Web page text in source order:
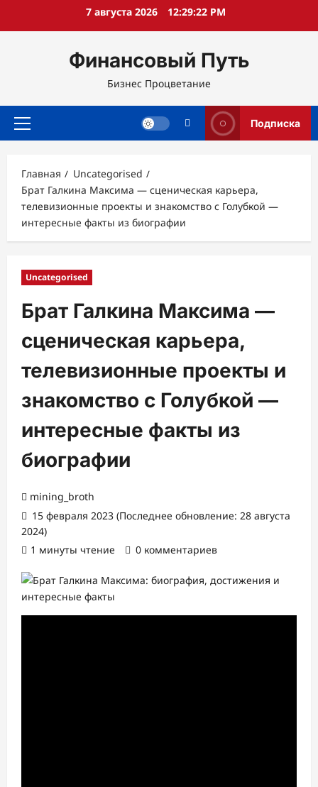
7 августа 2026 12:29:23 PM
Финансовый Путь
Бизнес Процветание
Основное
Подписка
Главная
Uncategorised
Брат Галкина Максима — сценическая карьера,
телевизионные проекты и знакомство с Голубкой —
интересные факты из биографии
Uncategorised
Брат Галкина Максима —
сценическая карьера,
телевизионные проекты и
знакомство с Голубкой —
интересные факты из
биографии
mining_broth
15 февраля 2023 (Последнее обновление: 28 августа
2024)
1 минуты чтение
0 комментариев